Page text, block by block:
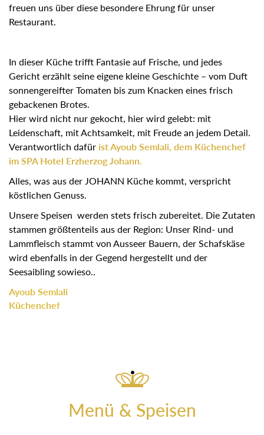
freuen uns über diese besondere Ehrung für unser
Restaurant.
In dieser Küche trifft Fantasie auf Frische, und jedes
Gericht erzählt seine eigene kleine Geschichte – vom Duft
sonnengereifter Tomaten bis zum Knacken eines frisch
gebackenen Brotes.
Hier wird nicht nur gekocht, hier wird gelebt: mit
Leidenschaft, mit Achtsamkeit, mit Freude an jedem Detail.
Verantwortlich dafür ist Ayoub Semlali, dem Küchenchef
im SPA Hotel Erzherzog Johann.
Alles, was aus der JOHANN Küche kommt, verspricht
köstlichen Genuss.
Unsere Speisen werden stets frisch zubereitet. Die Zutaten
stammen größtenteils aus der Region: Unser Rind- und
Lammfleisch stammt von Ausseer Bauern, der Schafskäse
wird ebenfalls in der Gegend hergestellt und der
Seesaibling sowieso..
Ayoub Semlali
Küchenchef
Menü & Speisen